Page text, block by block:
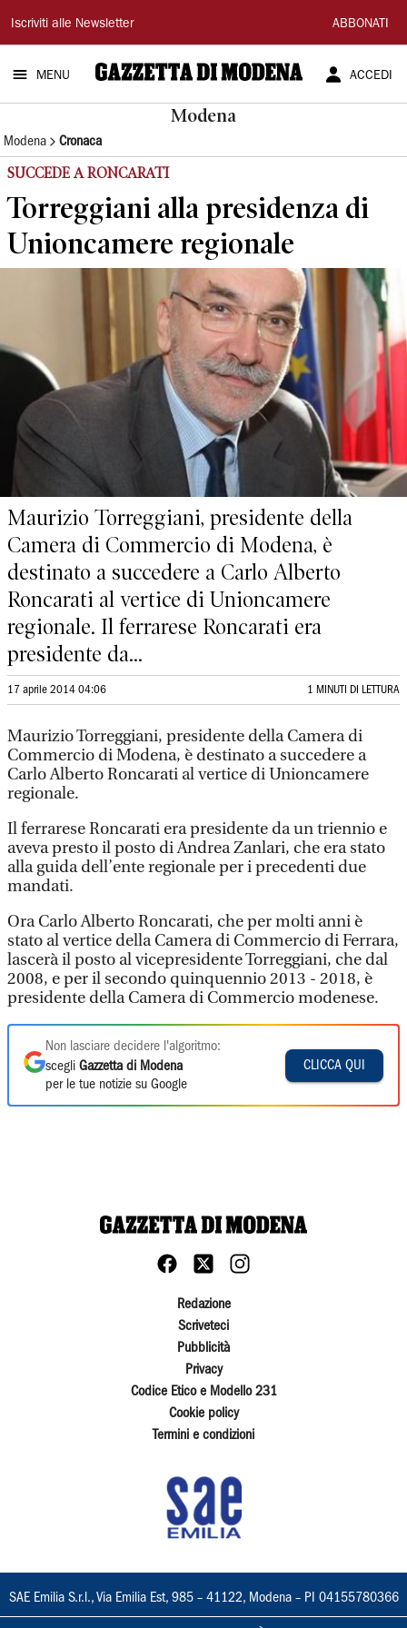
Gazzetta
di
Modena
Iscriviti alle Newsletter ABBONATI
MENU ACCEDI
Modena
Modena Cronaca
SUCCEDE A RONCARATI
Torreggiani alla presidenza di
Unioncamere regionale
Maurizio Torreggiani, presidente della
Camera di Commercio di Modena, è
destinato a succedere a Carlo Alberto
Roncarati al vertice di Unioncamere
regionale. Il ferrarese Roncarati era
presidente da...
17 aprile 2014 04:06 1 MINUTI DI LETTURA
Maurizio Torreggiani, presidente della Camera di
Commercio di Modena, è destinato a succedere a
Carlo Alberto Roncarati al vertice di Unioncamere
regionale.
Il ferrarese Roncarati era presidente da un triennio e
aveva presto il posto di Andrea Zanlari, che era stato
alla guida dell’ente regionale per i precedenti due
mandati.
Ora Carlo Alberto Roncarati, che per molti anni è
stato al vertice della Camera di Commercio di Ferrara,
lascerà il posto al vicepresidente Torreggiani, che dal
2008, e per il secondo quinquennio 2013 - 2018, è
presidente della Camera di Commercio modenese.
Non lasciare decidere l'algoritmo:
scegli Gazzetta di Modena
per le tue notizie su Google
CLICCA QUI
Redazione
Scriveteci
Pubblicità
Privacy
Codice Etico e Modello 231
Cookie policy
Termini e condizioni
SAE Emilia S.r.l., Via Emilia Est, 985 – 41122, Modena – PI 04155780366